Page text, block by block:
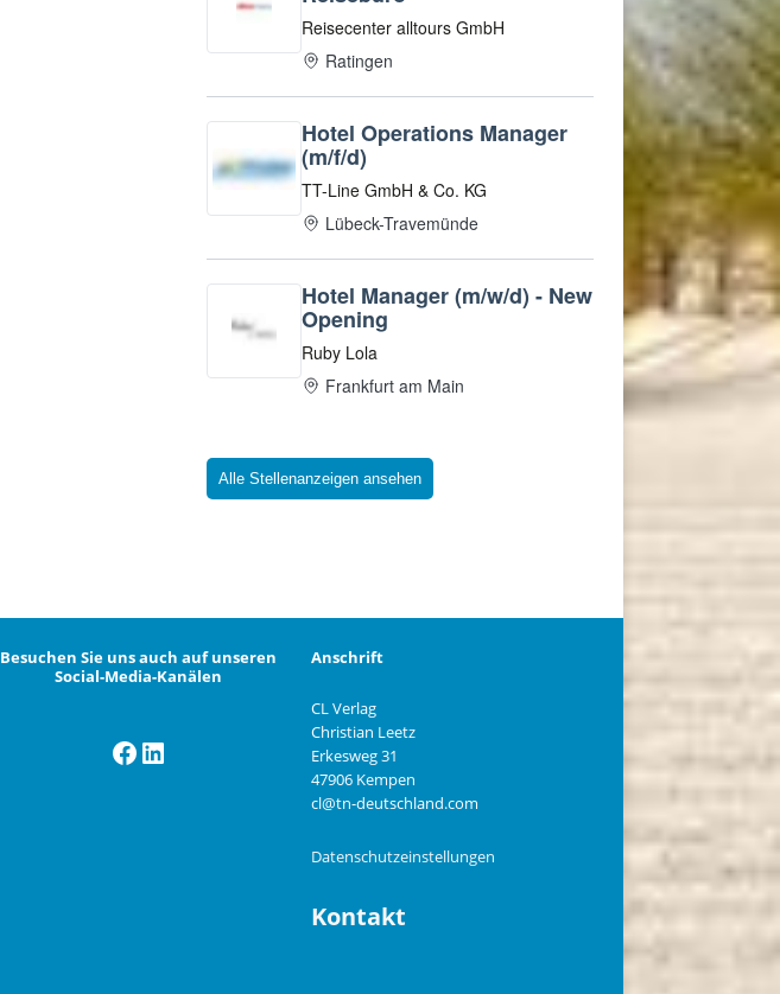
Alle Stellenanzeigen ansehen
Besuchen Sie uns auch auf unseren
Social-Media-Kanälen
Facebook
LinkedIn
Anschrift
CL Verlag
Christian Leetz
Erkesweg 31
47906 Kempen
cl@tn-deutschland.com
Datenschutzeinstellungen
Kontakt